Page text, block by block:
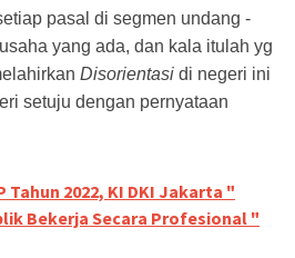
pasal di segmen undang -
yang ada, dan kala itulah yg
Disorientasi di negeri ini
setuju dengan pernyataan
Tahun 2022, KI DKI Jakarta "
Bekerja Secara Profesional "